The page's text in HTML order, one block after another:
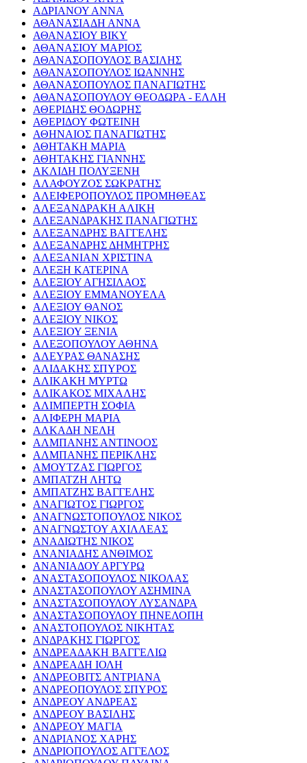
ΑΔΡΙΑΝΟΥ ΑΝΝΑ
ΑΘΑΝΑΣΙΑΔΗ ΑΝΝΑ
ΑΘΑΝΑΣΙΟΥ ΒΙΚΥ
ΑΘΑΝΑΣΙΟΥ ΜΑΡΙΟΣ
ΑΘΑΝΑΣΟΠΟΥΛΟΣ ΒΑΣΙΛΗΣ
ΑΘΑΝΑΣΟΠΟΥΛΟΣ ΙΩΑΝΝΗΣ
ΑΘΑΝΑΣΟΠΟΥΛΟΣ ΠΑΝΑΓΙΩΤΗΣ
ΑΘΑΝΑΣΟΠΟΥΛΟΥ ΘΕΟΔΩΡΑ - ΕΛΛΗ
ΑΘΕΡΙΔΗΣ ΘΟΔΩΡΗΣ
ΑΘΕΡΙΔΟΥ ΦΩΤΕΙΝΗ
ΑΘΗΝΑΙΟΣ ΠΑΝΑΓΙΩΤΗΣ
ΑΘΗΤΑΚΗ ΜΑΡΙΑ
ΑΘΗΤΑΚΗΣ ΓΙΑΝΝΗΣ
ΑΚΛΙΔΗ ΠΟΛΥΞΕΝΗ
ΑΛΑΦΟΥΖΟΣ ΣΩΚΡΑΤΗΣ
ΑΛΕΙΦΕΡΟΠΟΥΛΟΣ ΠΡΟΜΗΘΕΑΣ
ΑΛΕΞΑΝΔΡΑΚΗ ΑΛΙΚΗ
ΑΛΕΞΑΝΔΡΑΚΗΣ ΠΑΝΑΓΙΩΤΗΣ
ΑΛΕΞΑΝΔΡΗΣ ΒΑΓΓΕΛΗΣ
ΑΛΕΞΑΝΔΡΗΣ ΔΗΜΗΤΡΗΣ
ΑΛΕΞΑΝΙΑΝ ΧΡΙΣΤΙΝΑ
ΑΛΕΞΗ ΚΑΤΕΡΙΝΑ
ΑΛΕΞΙΟΥ ΑΓΗΣΙΛΑΟΣ
ΑΛΕΞΙΟΥ ΕΜΜΑΝΟΥΕΛΑ
ΑΛΕΞΙΟΥ ΘΑΝΟΣ
ΑΛΕΞΙΟΥ ΝΙΚΟΣ
ΑΛΕΞΙΟΥ ΞΕΝΙΑ
ΑΛΕΞΟΠΟΥΛΟΥ ΑΘΗΝΑ
ΑΛΕΥΡΑΣ ΘΑΝΑΣΗΣ
ΑΛΙΔΑΚΗΣ ΣΠΥΡΟΣ
ΑΛΙΚΑΚΗ ΜΥΡΤΩ
ΑΛΙΚΑΚΟΣ ΜΙΧΑΛΗΣ
ΑΛΙΜΠΕΡΤΗ ΣΟΦΙΑ
ΑΛΙΦΕΡΗ ΜΑΡΙΑ
ΑΛΚΑΔΗ ΝΕΛΗ
ΑΛΜΠΑΝΗΣ ΑΝΤΙΝΟΟΣ
ΑΛΜΠΑΝΗΣ ΠΕΡΙΚΛΗΣ
ΑΜΟΥΤΖΑΣ ΓΙΩΡΓΟΣ
ΑΜΠΑΤΖΗ ΛΗΤΩ
ΑΜΠΑΤΖΗΣ ΒΑΓΓΕΛΗΣ
ΑΝΑΓΙΩΤΟΣ ΓΙΩΡΓΟΣ
ΑΝΑΓΝΩΣΤΟΠΟΥΛΟΣ ΝΙΚΟΣ
ΑΝΑΓΝΩΣΤΟΥ ΑΧΙΛΛΕΑΣ
ΑΝΑΔΙΩΤΗΣ ΝΙΚΟΣ
ΑΝΑΝΙΑΔΗΣ ΑΝΘΙΜΟΣ
ΑΝΑΝΙΑΔΟΥ ΑΡΓΥΡΩ
ΑΝΑΣΤΑΣΟΠΟΥΛΟΣ ΝΙΚΟΛΑΣ
ΑΝΑΣΤΑΣΟΠΟΥΛΟΥ ΑΣΗΜΙΝΑ
ΑΝΑΣΤΑΣΟΠΟΥΛΟΥ ΛΥΣΑΝΔΡΑ
ΑΝΑΣΤΑΣΟΠΟΥΛΟΥ ΠΗΝΕΛΟΠΗ
ΑΝΑΣΤΟΠΟΥΛΟΣ ΝΙΚΗΤΑΣ
ΑΝΔΡΑΚΗΣ ΓΙΩΡΓΟΣ
ΑΝΔΡΕΑΔΑΚΗ ΒΑΓΓΕΛΙΩ
ΑΝΔΡΕΑΔΗ ΙΟΛΗ
ΑΝΔΡΕΟΒΙΤΣ ΑΝΤΡΙΑΝΑ
ΑΝΔΡΕΟΠΟΥΛΟΣ ΣΠΥΡΟΣ
ΑΝΔΡΕΟΥ ΑΝΔΡΕΑΣ
ΑΝΔΡΕΟΥ ΒΑΣΙΛΗΣ
ΑΝΔΡΕΟΥ ΜΑΓΙΑ
ΑΝΔΡΙΑΝΟΣ ΧΑΡΗΣ
ΑΝΔΡΙΟΠΟΥΛΟΣ ΑΓΓΕΛΟΣ